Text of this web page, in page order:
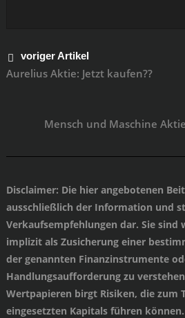
voriger Artikel
Aurelius Aktie: Jetzt kaufen??
Mensch und Maschine
Disclaimer: Die hier angebotenen
ausschließlich der Information und
Verkaufsempfehlungen dar. Sie sind
implizit als Zusicherung einer
der genannten Finanzinstrumente
Handlungsaufforderung zu
Wertpapieren birgt Risiken, die zum
eingesetzten Kapitals führen